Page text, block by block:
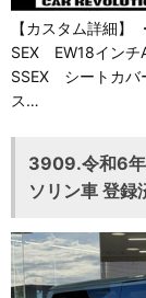
【カスタム詳細
SEX EW18インチ
SSEX シートカ
ス…
3909.令和6年
ソリン車 登